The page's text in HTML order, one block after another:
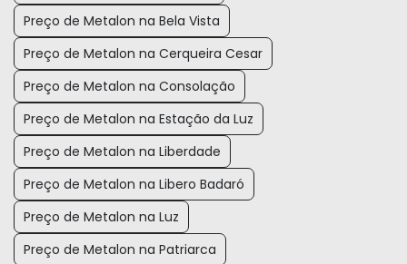
Preço de Metalon na Bela Vista
Preço de Metalon na Cerqueira Cesar
Preço de Metalon na Consolação
Preço de Metalon na Estação da Luz
Preço de Metalon na Liberdade
Preço de Metalon na Libero Badaró
Preço de Metalon na Luz
Preço de Metalon na Patriarca